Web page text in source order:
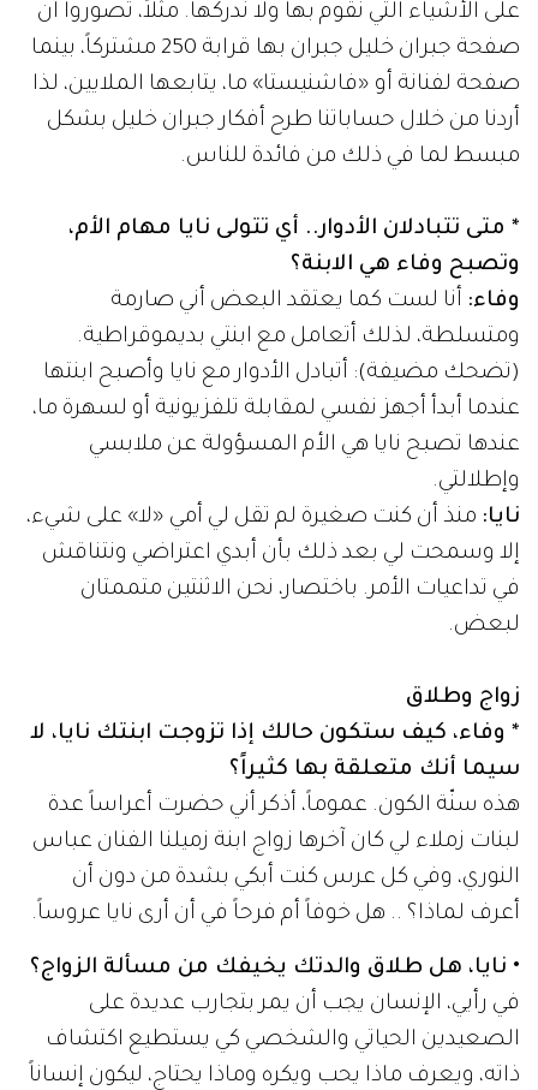
على الأشياء التي نقوم بها ولا ندركها. مثلاً، تصوروا أن
صفحة جبران خليل جبران بها قرابة 250 مشتركاً، بينما
صفحة لفنانة أو «فاشنيستا» ما، يتابعها الملايين، لذا
أردنا من خلال حساباتنا طرح أفكار جبران خليل بشكل
مبسط لما في ذلك من فائدة للناس.
* متى تتبادلان الأدوار.. أي تتولى نايا مهام الأم،
وتصبح وفاء هي الابنة؟
وفاء: أنا لست كما يعتقد البعض أني صارمة
ومتسلطة، لذلك أتعامل مع ابنتي بديموقراطية.
(تضحك مضيفة): أتبادل الأدوار مع نايا وأصبح ابنتها
عندما أبدأ أجهز نفسي لمقابلة تلفزيونية أو لسهرة ما،
عندها تصبح نايا هي الأم المسؤولة عن ملابسي
وإطلالتي.
نايا: منذ أن كنت صغيرة لم تقل لي أمي «لا» على شيء،
إلا وسمحت لي بعد ذلك بأن أبدي اعتراضي ونتناقش
في تداعيات الأمر. باختصار، نحن الاثنتين متممتان
لبعض.
زواج وطلاق
* وفاء، كيف ستكون حالك إذا تزوجت ابنتك نايا، لا
سيما أنك متعلقة بها كثيراً؟
هذه سنّة الكون. عموماً، أذكر أني حضرت أعراساً عدة
لبنات زملاء لي كان آخرها زواج ابنة زميلنا الفنان عباس
النوري، وفي كل عرس كنت أبكي بشدة من دون أن
أعرف لماذا؟ .. هل خوفاً أم فرحاً في أن أرى نايا عروساً.
• نايا، هل طلاق والدتك يخيفك من مسألة الزواج؟
في رأيي، الإنسان يجب أن يمر بتجارب عديدة على
الصعيدين الحياتي والشخصي كي يستطيع اكتشاف
ذاته، ويعرف ماذا يحب ويكره وماذا يحتاج، ليكون إنساناً